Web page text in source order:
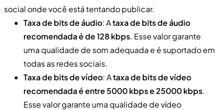
social onde você está tentando publicar.
Taxa de bits de áudio: Ataxa de bits de áudio
recomendada é de 128 kbps. Esse valor garante
uma qualidade de som adequada e é suportado em
todas as redes sociais.
Taxa de bits de vídeo: Ataxa de bits de vídeo
recomendada é entre 5000 kbps e 25000 kbps.
Esse valor garante uma qualidade de vídeo